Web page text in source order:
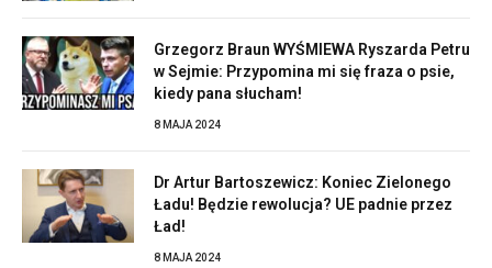
Grzegorz Braun WYŚMIEWA Ryszarda Petru
w Sejmie: Przypomina mi się fraza o psie,
kiedy pana słucham!
8 MAJA 2024
Dr Artur Bartoszewicz: Koniec Zielonego
Ładu! Będzie rewolucja? UE padnie przez
Ład!
8 MAJA 2024